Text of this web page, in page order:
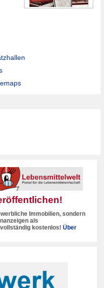
Immobilien, sondern
als
kostenlos! Über